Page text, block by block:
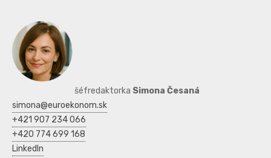
šéfredaktorka Simona Česaná
simona@euroekonom.sk
+421 907 234 066
+420 774 699 168
LinkedIn